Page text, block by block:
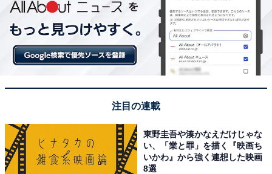
のような多幸感で包み込みます。ダイナミックな「地獄
めぐり」で冬の寒さを忘れるほど温まり、夜には湯けむ
りと夜景が織りなす幻想的な景色を眺める。そんな、圧
倒的なエンターテインメント性と温泉情緒の両方を楽し
める点が、多くの支持を集めた理由といえるでしょう。
回答者からは「街じゅうから立ち上る湯けむりが、冬の
景色そのものを非日常に変えてくれるからです。地獄め
ぐりや多彩な泉質を楽しみつつ、夜は温泉街の灯りに包
まれて過ごせる。温泉のスケール感を体ごと味わえるの
注目の連載
東野圭吾や湊かなえだけじゃな
い、「業と罪」を描く『映画ち
いかわ』から強く連想した映画
8選